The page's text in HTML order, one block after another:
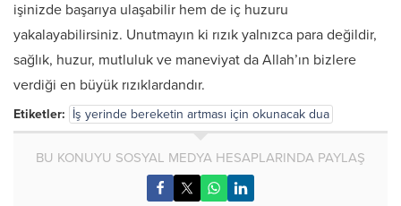
işinizde başarıya ulaşabilir hem de iç huzuru
yakalayabilirsiniz. Unutmayın ki rızık yalnızca para değildir,
sağlık, huzur, mutluluk ve maneviyat da Allah’ın bizlere
verdiği en büyük rızıklardandır.
Etiketler: İş yerinde bereketin artması için okunacak dua
BU KONUYU SOSYAL MEDYA HESAPLARINDA PAYLAŞ